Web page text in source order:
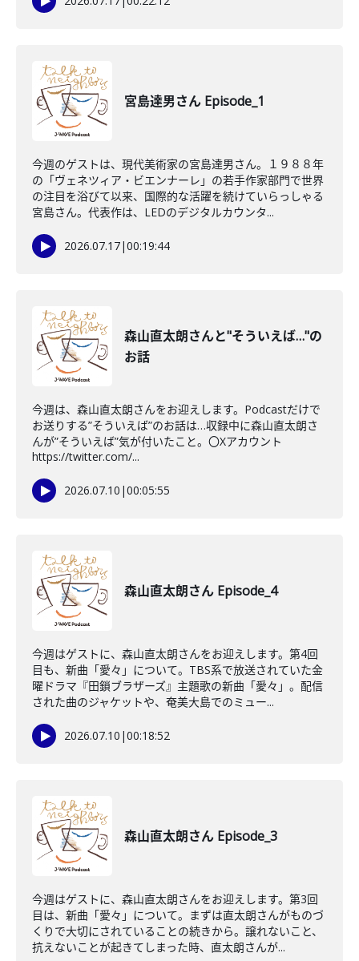
宮島達男さん Episode_1
今週のゲストは、現代美術家の宮島達男さん。１９８８年
の「ヴェネツィア・ビエンナーレ」の若手作家部門で世界
の注目を浴びて以来、国際的な活躍を続けていらっしゃる
宮島さん。代表作は、LEDのデジタルカウンタ...
2026.07.17|00:19:44
森山直太朗さんと"そういえば…"の
お話
今週は、森山直太朗さんをお迎えします。Podcastだけで
お送りする”そういえば”のお話は…収録中に森山直太朗さ
んが”そういえば”気が付いたこと。〇Xアカウント
https://twitter.com/...
2026.07.10 |00:05:55
森山直太朗さん Episode_4
今週はゲストに、森山直太朗さんをお迎えします。第4回
目も、新曲「愛々」について。TBS系で放送されていた金
曜ドラマ『田鎖ブラザーズ』主題歌の新曲「愛々」。配信
された曲のジャケットや、奄美大島でのミュー...
2026.07.10 |00:18:52
森山直太朗さん Episode_3
今週はゲストに、森山直太朗さんをお迎えします。第3回
目は、新曲「愛々」について。まずは直太朗さんがものづ
くりで大切にされていることの続きから。譲れないこと、
抗えないことが起きてしまった時、直太朗さんが...